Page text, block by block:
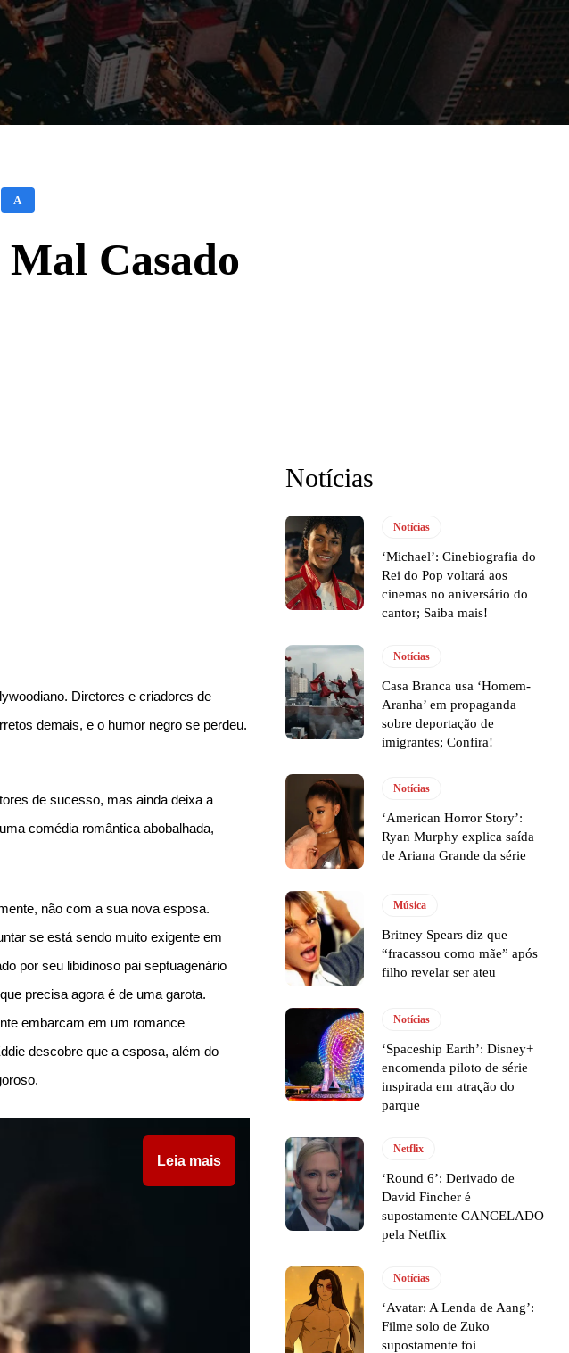
Nos Cinemas Filmes Séries Música Gênero
A
Casado
Diretores e criadores de
demais, e o humor negro se perdeu.
de sucesso, mas ainda deixa a
comédia romântica abobalhada,
não com a sua nova esposa.
se está sendo muito exigente em
por seu libidinoso pai septuagenário
precisa agora é de uma garota.
embarcam em um romance
descobre que a esposa, além do
Leia mais
Notícias
Notícias
‘Michael’: Cinebiografia do
Rei do Pop voltará aos
cinemas no aniversário do
cantor; Saiba mais!
Notícias
Casa Branca usa ‘Homem-
Aranha’ em propaganda
sobre deportação de
imigrantes; Confira!
Notícias
‘American Horror Story’:
Ryan Murphy explica saída
de Ariana Grande da série
Música
Britney Spears diz que
“fracassou como mãe” após
filho revelar ser ateu
Notícias
‘Spaceship Earth’: Disney+
encomenda piloto de série
inspirada em atração do
parque
Netflix
‘Round 6’: Derivado de
David Fincher é
supostamente CANCELADO
pela Netflix
Notícias
‘Avatar: A Lenda de Aang’:
Filme solo de Zuko
supostamente foi